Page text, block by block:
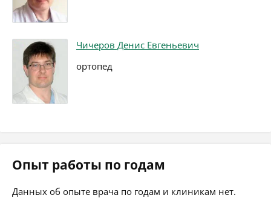
Чичеров Денис Евгеньевич
ортопед
Опыт работы по годам
Данных об опыте врача по годам и клиникам нет.